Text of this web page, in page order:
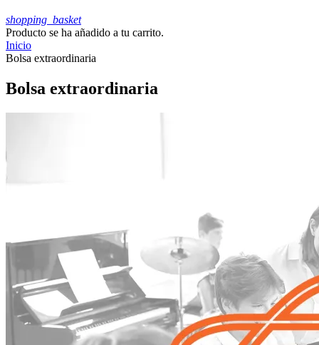
shopping_basket
Producto se ha añadido a tu carrito.
Inicio
Bolsa extraordinaria
Bolsa extraordinaria